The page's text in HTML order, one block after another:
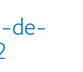
de-